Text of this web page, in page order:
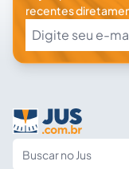
recentes